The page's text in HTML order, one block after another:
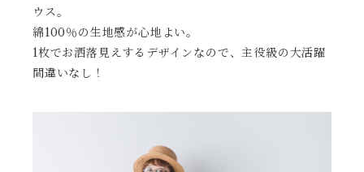
ウス。
綿100％の生地感が心地よい。
1枚でお洒落見えするデザインなので、主役級の大活躍
間違いなし！